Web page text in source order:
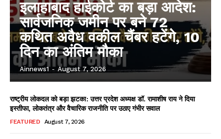
इलाहाबाद हाईकोर्ट का बड़ा आदेश:
सार्वजनिक जमीन पर बने 72
कथित अवैध वकील चैंबर हटेंगे, 10
दिन का अंतिम मौका
Ainnews1 - August 7, 2026
राष्ट्रीय लोकदल को बड़ा झटका: उत्तर प्रदेश अध्यक्ष डॉ. रामाशीष राय ने दिया
इस्तीफा, लोकतंत्र और वैचारिक राजनीति पर उठाए गंभीर सवाल
FEATURED August 7, 2026